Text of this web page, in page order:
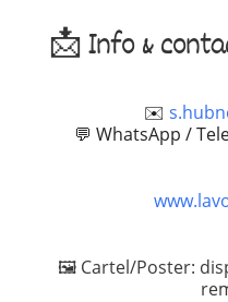
📩 Info &
✉️
💬 WhatsApp /
🖼️ Cartel/Poster: